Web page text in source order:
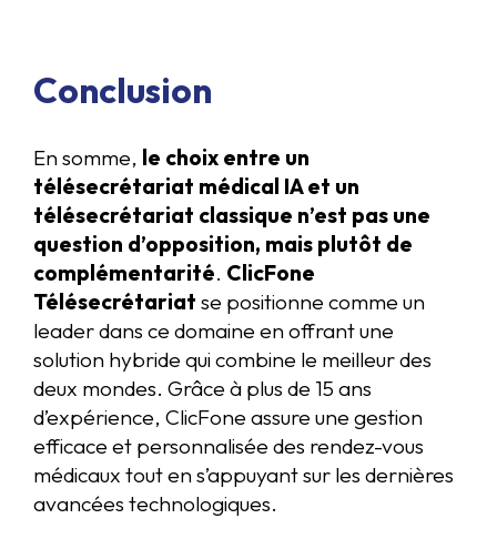
Conclusion
En somme, le choix entre un
télésecrétariat médical IA et un
télésecrétariat classique n’est pas une
question d’opposition, mais plutôt de
complémentarité. ClicFone
Télésecrétariat se positionne comme un
leader dans ce domaine en offrant une
solution hybride qui combine le meilleur des
deux mondes. Grâce à plus de 15 ans
d’expérience, ClicFone assure une gestion
efficace et personnalisée des rendez-vous
médicaux tout en s’appuyant sur les dernières
avancées technologiques.